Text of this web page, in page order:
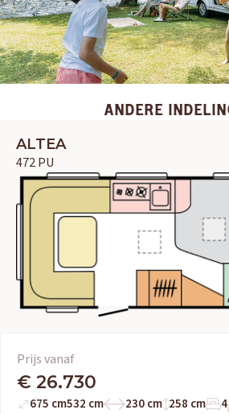
ANDERE
ALTEA
472 PU
Prijs vanaf
€ 26.730
675 cm532 cm 230 cm 258 cm 4